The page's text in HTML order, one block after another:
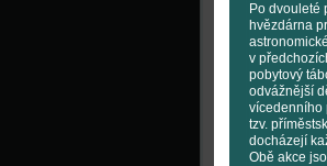
Po dvouleté
hvězdárna
v
pobytový
odvážnější
vícedenního
tzv.
docházejí
Obě akce